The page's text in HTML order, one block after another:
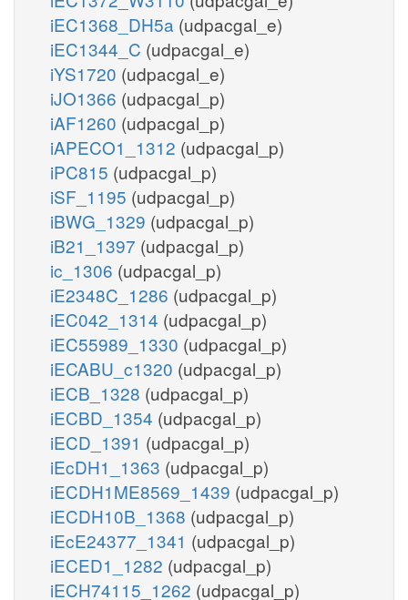
iEC1368_DH5a (udpacgal_e)
iEC1344_C (udpacgal_e)
iYS1720 (udpacgal_e)
iJO1366 (udpacgal_p)
iAF1260 (udpacgal_p)
iAPECO1_1312 (udpacgal_p)
iPC815 (udpacgal_p)
iSF_1195 (udpacgal_p)
iBWG_1329 (udpacgal_p)
iB21_1397 (udpacgal_p)
ic_1306 (udpacgal_p)
iE2348C_1286 (udpacgal_p)
iEC042_1314 (udpacgal_p)
iEC55989_1330 (udpacgal_p)
iECABU_c1320 (udpacgal_p)
iECB_1328 (udpacgal_p)
iECBD_1354 (udpacgal_p)
iECD_1391 (udpacgal_p)
iEcDH1_1363 (udpacgal_p)
iECDH1ME8569_1439 (udpacgal_p)
iECDH10B_1368 (udpacgal_p)
iEcE24377_1341 (udpacgal_p)
iECED1_1282 (udpacgal_p)
iECH74115_1262 (udpacgal_p)